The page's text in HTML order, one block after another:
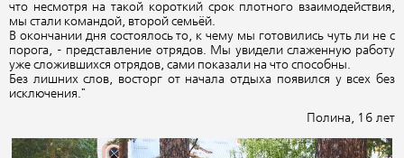
что несмотря на такой короткий срок плотного взаимодействия,
мы стали командой, второй семьёй.
В окончании дня состоялось то, к чему мы готовились чуть ли не с
порога, - представление отрядов. Мы увидели слаженную работу
уже сложившихся отрядов, сами показали на что способны.
Без лишних слов, восторг от начала отдыха появился у всех без
исключения."
Полина, 16 лет